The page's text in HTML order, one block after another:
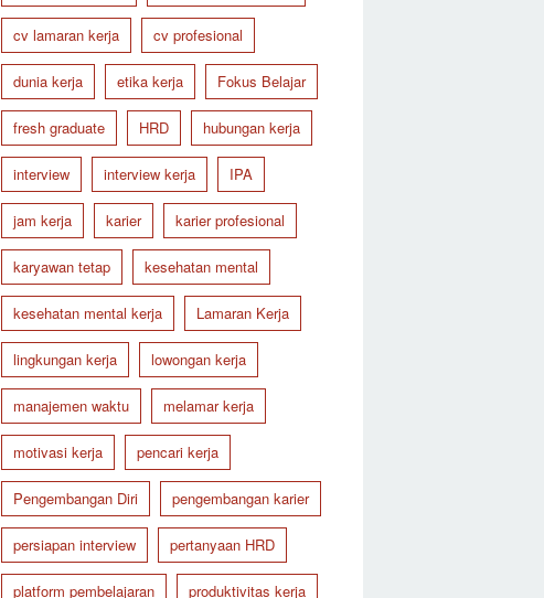
cv lamaran kerja cv profesional
dunia kerja etika kerja Fokus Belajar
fresh graduate HRD hubungan kerja
interview interview kerja IPA
jam kerja karier karier profesional
karyawan tetap kesehatan mental
kesehatan mental kerja Lamaran Kerja
lingkungan kerja lowongan kerja
manajemen waktu melamar kerja
motivasi kerja pencari kerja
Pengembangan Diri pengembangan karier
persiapan interview pertanyaan HRD
platform pembelajaran produktivitas kerja